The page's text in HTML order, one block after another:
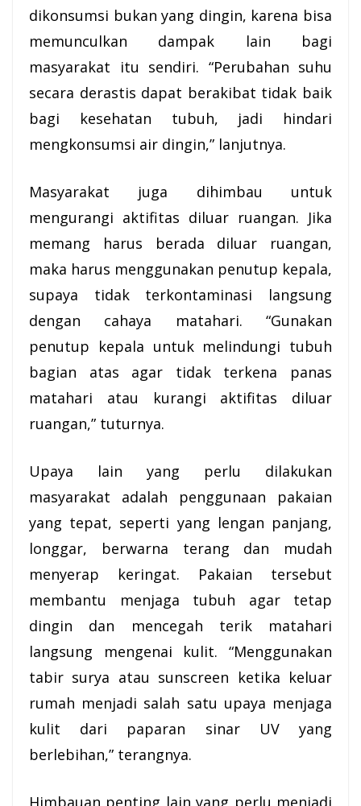
dikonsumsi bukan yang dingin, karena bisa
memunculkan dampak lain bagi
masyarakat itu sendiri. “Perubahan suhu
secara derastis dapat berakibat tidak baik
bagi kesehatan tubuh, jadi hindari
mengkonsumsi air dingin,” lanjutnya.
Masyarakat juga dihimbau untuk
mengurangi aktifitas diluar ruangan. Jika
memang harus berada diluar ruangan,
maka harus menggunakan penutup kepala,
supaya tidak terkontaminasi langsung
dengan cahaya matahari. “Gunakan
penutup kepala untuk melindungi tubuh
bagian atas agar tidak terkena panas
matahari atau kurangi aktifitas diluar
ruangan,” tuturnya.
Upaya lain yang perlu dilakukan
masyarakat adalah penggunaan pakaian
yang tepat, seperti yang lengan panjang,
longgar, berwarna terang dan mudah
menyerap keringat. Pakaian tersebut
membantu menjaga tubuh agar tetap
dingin dan mencegah terik matahari
langsung mengenai kulit. “Menggunakan
tabir surya atau sunscreen ketika keluar
rumah menjadi salah satu upaya menjaga
kulit dari paparan sinar UV yang
berlebihan,” terangnya.
Himbauan penting lain yang perlu menjadi